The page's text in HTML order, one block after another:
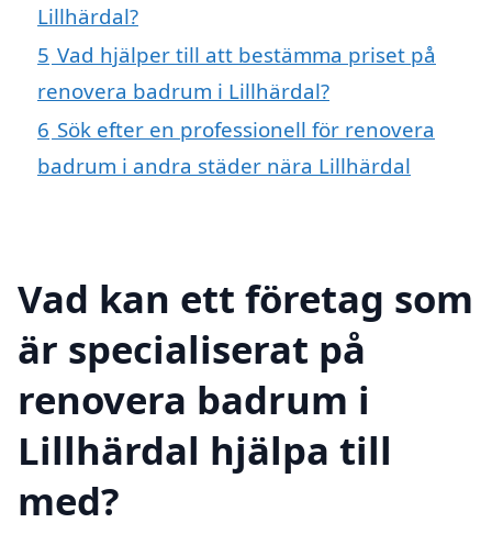
Lillhärdal?
5 Vad hjälper till att bestämma priset på
renovera badrum i Lillhärdal?
6 Sök efter en professionell för renovera
badrum i andra städer nära Lillhärdal
Vad kan ett företag som
är specialiserat på
renovera badrum i
Lillhärdal hjälpa till
med?